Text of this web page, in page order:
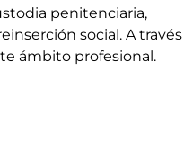
penitenciaria,
social. A través
ámbito profesional.